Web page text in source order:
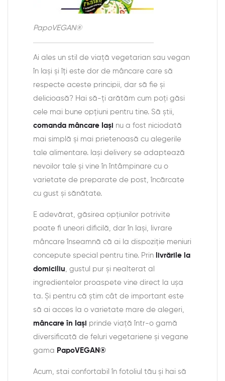
PapoVEGAN®
Ai ales un stil de viață vegetarian sau vegan
în Iași și îți este dor de mâncare care să
respecte aceste principii, dar să fie și
delicioasă? Hai să-ți arătăm cum poți găsi
cele mai bune opțiuni pentru tine. Să știi,
comanda mâncare Iași nu a fost niciodată
mai simplă și mai prietenoasă cu alegerile
tale alimentare. Iași delivery se adaptează
nevoilor tale și vine în întâmpinare cu o
varietate de preparate de post, încărcate
cu gust și sănătate.
E adevărat, găsirea opțiunilor potrivite
poate fi uneori dificilă, dar în Iași, livrare
mâncare înseamnă că ai la dispoziție meniuri
concepute special pentru tine. Prin
livrările la
domiciliu, gustul pur și nealterat al
ingredientelor proaspete vine direct la ușa
ta. Și pentru că știm cât de important este
să ai acces la o varietate mare de alegeri,
mâncare în Iaşi prinde viață într-o gamă
diversificată de feluri vegetariene și vegane
gama PapoVEGAN®
Acum, stai confortabil în fotoliul tău și hai să